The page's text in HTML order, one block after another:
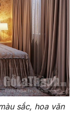
sắc, hoa văn